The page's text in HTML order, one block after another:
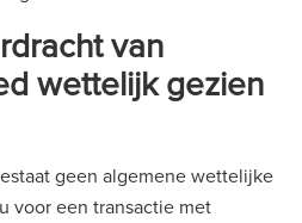
van
wettelijk gezien
geen algemene wettelijke
voor een transactie met